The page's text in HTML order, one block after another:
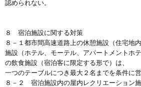
認められない。
８ 宿泊施設に関する対策
８－１都市間高速道路上の休憩施設（住宅地
施設（ホテル、モーテル、アパートメントホ
の飲食施設（宿泊客に限定する形で）は、
一つのテーブルにつき最大２名までを条件に営
８－２ 宿泊施設内の屋内レクリエーション施